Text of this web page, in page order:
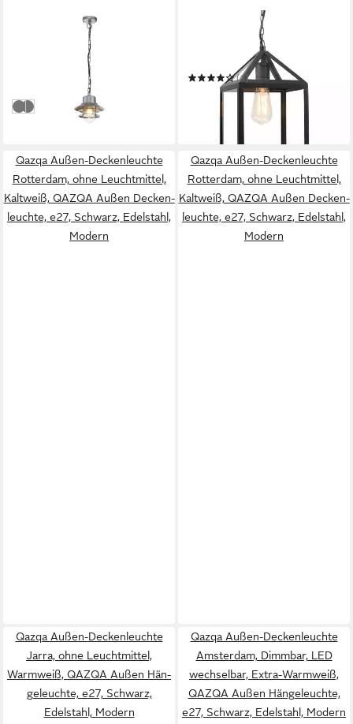
ELSTEAD LIGHTING
LED Außen-Deckenleuchte
136,89 €
in 4-5 Werktagen bei dir
SilberSchwarz
Außen-Deckenleuchte
(1)
66,90 € UVP119,00 €
Qazqa Außen-Deckenleuchte
Rotterdam, ohne Leuchtmittel,
Kaltweiß, QAZQA Außen Decken­
leuchte, e27, Schwarz, Edelstahl,
Modern
Qazqa Außen-Deckenleuchte
Rotterdam, ohne Leuchtmittel,
Kaltweiß, QAZQA Außen Decken­
leuchte, e27, Schwarz, Edelstahl,
Modern
Qazqa Außen-Deckenleuchte
Jarra, ohne Leuchtmittel,
Warmweiß, QAZQA Außen Hän­
ge­leuchte, e27, Schwarz,
Edelstahl, Modern
Qazqa Außen-Deckenleuchte
Amsterdam, Dimmbar, LED
wechselbar, Extra-Warmweiß,
QAZQA Außen Hän­ge­leuchte,
e27, Schwarz, Edelstahl, Modern